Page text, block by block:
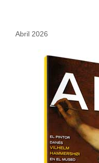
Abril 2026